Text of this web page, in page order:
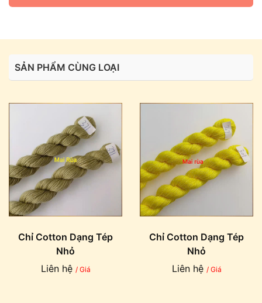
SẢN PHẨM CÙNG LOẠI
Chỉ Cotton Dạng Tép
Nhỏ
Liên hệ / Giá
Chỉ Cotton Dạng Tép
Nhỏ
Liên hệ / Giá